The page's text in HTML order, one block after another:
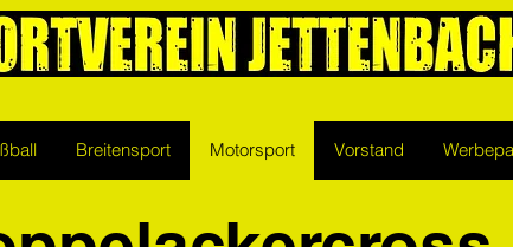
Breitensport Motorsport Vorstand